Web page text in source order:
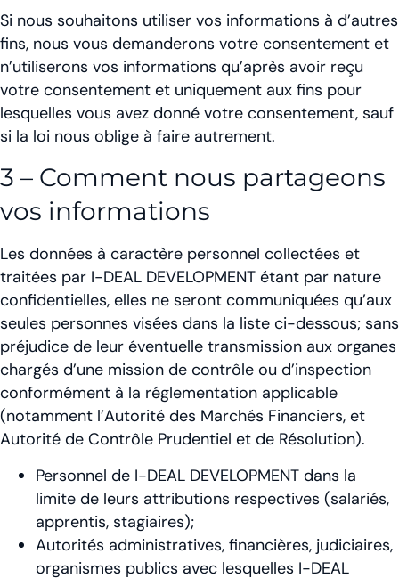
Si nous souhaitons utiliser vos informations à d’autres
fins, nous vous demanderons votre consentement et
n’utiliserons vos informations qu’après avoir reçu
votre consentement et uniquement aux fins pour
lesquelles vous avez donné votre consentement, sauf
si la loi nous oblige à faire autrement.
3 – Comment nous partageons
vos informations
Les données à caractère personnel collectées et
traitées par I-DEAL DEVELOPMENT étant par nature
confidentielles, elles ne seront communiquées qu’aux
seules personnes visées dans la liste ci-dessous; sans
préjudice de leur éventuelle transmission aux organes
chargés d’une mission de contrôle ou d’inspection
conformément à la réglementation applicable
(notamment l’Autorité des Marchés Financiers, et
Autorité de Contrôle Prudentiel et de Résolution).
Personnel de I-DEAL DEVELOPMENT dans la
limite de leurs attributions respectives (salariés,
apprentis, stagiaires);
Autorités administratives, financières, judiciaires,
organismes publics avec lesquelles I-DEAL